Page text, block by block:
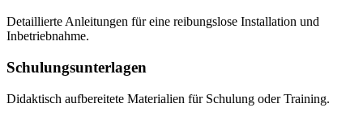
Detaillierte Anleitungen für eine reibungslose Installation und
Inbetriebnahme.
Schulungsunterlagen
Didaktisch aufbereitete Materialien für Schulung oder Training.